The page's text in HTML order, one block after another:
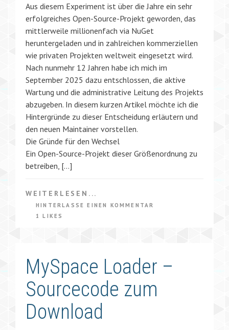
Aus diesem Experiment ist über die Jahre ein sehr
erfolgreiches Open-Source-Projekt geworden, das
mittlerweile millionenfach via NuGet
heruntergeladen und in zahlreichen kommerziellen
wie privaten Projekten weltweit eingesetzt wird.
Nach nunmehr 12 Jahren habe ich mich im
September 2025 dazu entschlossen, die aktive
Wartung und die administrative Leitung des Projekts
abzugeben. In diesem kurzen Artikel möchte ich die
Hintergründe zu dieser Entscheidung erläutern und
den neuen Maintainer vorstellen.
Die Gründe für den Wechsel
Ein Open-Source-Projekt dieser Größenordnung zu
betreiben, […]
WEITERLESEN...
HINTERLASSE EINEN KOMMENTAR
1 LIKES
MySpace Loader –
Sourcecode zum
Download